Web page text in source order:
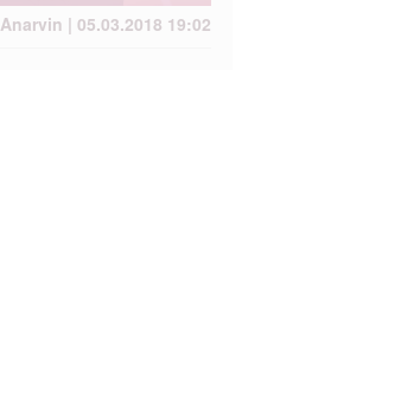
Anarvin | 05.03.2018 19:02